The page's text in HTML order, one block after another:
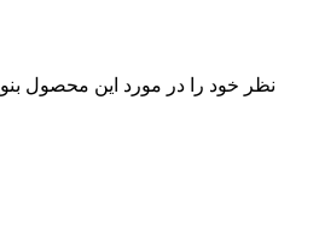
نظر خود را در مورد این محصول